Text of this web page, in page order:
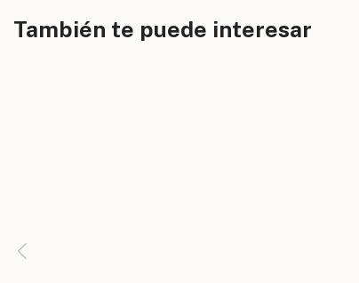
También te puede interesar